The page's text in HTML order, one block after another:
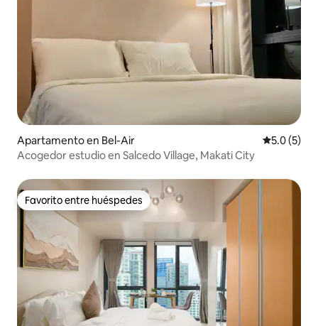
Apartamento en Bel-Air
5.0 (5)
Acogedor estudio en Salcedo Village, Makati City
Favorito entre huéspedes
Favorito entre huéspedes